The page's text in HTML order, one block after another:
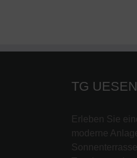
TG
Erleben Sie
moderne